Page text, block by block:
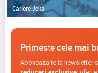
Cariere Jeka
Primeste cele mai
Aboneaza-te la newsletter